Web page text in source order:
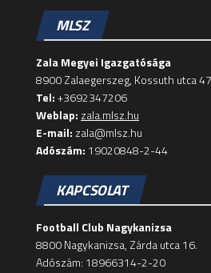
MLSZ
Zala Megyei Igazgatósága
8900 Zalaegerszeg, Kossuth utca
Tel:+3692347206
Weblap: zala.mlsz.hu
E-mail: zala@mlsz.hu
Adószám: 19020848-2-44
KAPCSOLAT
Football Club Nagykanizsa
8800 Nagykanizsa, Zárda utca 16.
Adószám: 18966314-2-20